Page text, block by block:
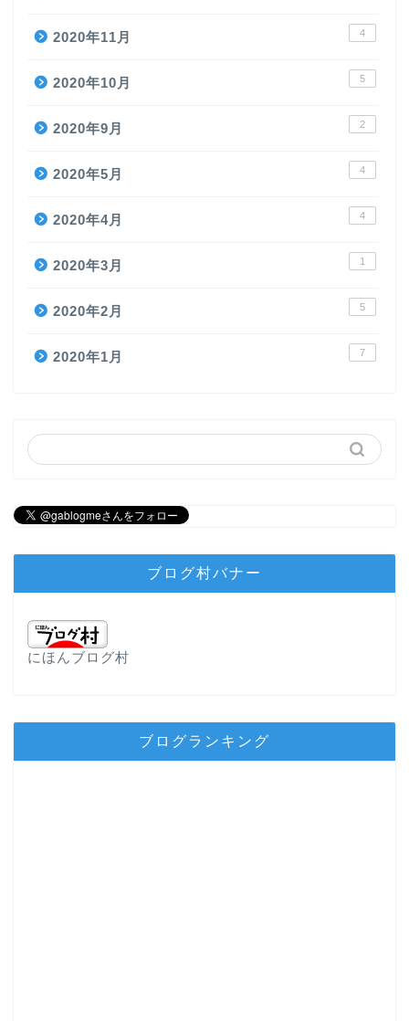
2020年11月 4
2020年10月 5
2020年9月 2
2020年5月 4
2020年4月 4
2020年3月 1
2020年2月 5
2020年1月 7
ブログ村バナー
にほんブログ村
ブログランキング